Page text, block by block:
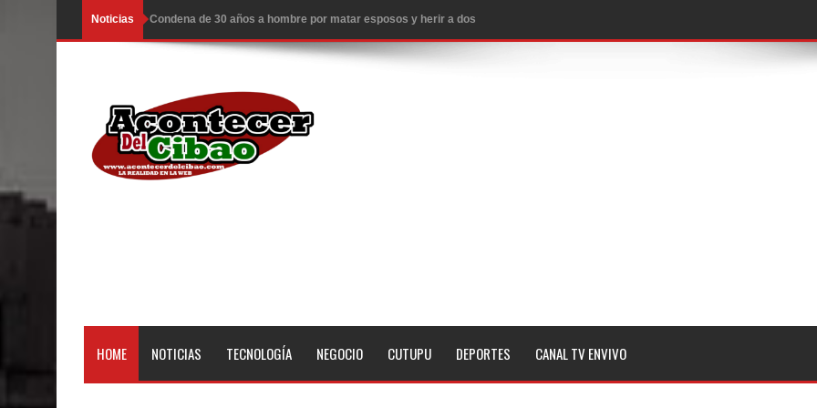
Noticias EDENORTE invierte más de 640 millones en siete subestaciones
EE.UU. hace nuevos ataques a Irán; hay 3 muertos y 2 heridos
Llegan a R. Dominicana otros 50 deportados por EE.UU.
Congreso estudia ley da poder al Estado para expropiar bienes culturales desatendidos
Ambiente caluroso persistirá este miércoles con aguaceros en varias provincias
Heridos y edificios colapsados tras terremoto de magnitud 7,1 en Japón
El Poder Ejecutivo promulgó el reformado Código Penal de RD
HOME NOTICIAS TECNOLOGÍA NEGOCIO CUTUPU DEPORTES CANAL TV ENVIVO